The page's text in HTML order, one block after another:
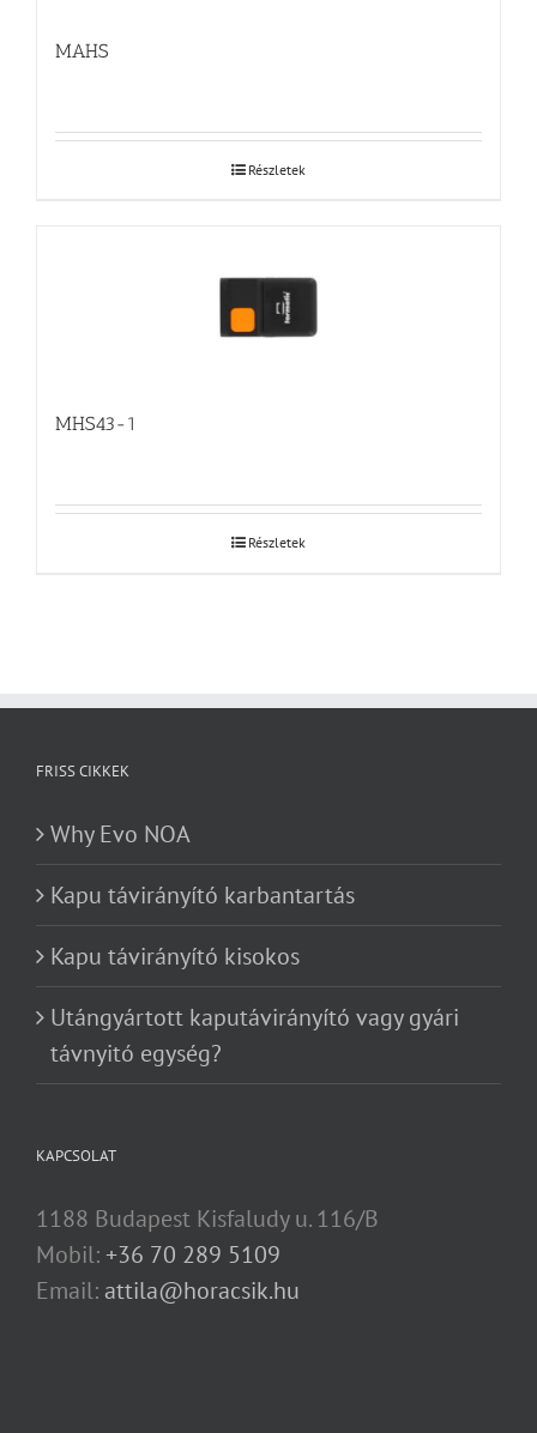
MAHS
Részletek
MHS43-1
Részletek
FRISS CIKKEK
Why Evo NOA
Kapu távirányító karbantartás
Kapu távirányító kisokos
Utángyártott kaputávirányító vagy gyári
távnyitó egység?
KAPCSOLAT
1188 Budapest Kisfaludy u. 116/B
Mobil:+36 70 289 5109
Email: attila@horacsik.hu